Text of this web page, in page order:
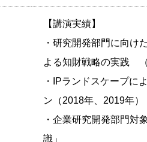
【講演実績】
・研究開発部門に向け
よる知財戦略の実践
・IPランドスケープ
ン（2018年、2019年）
・企業研究開発部門対
識」